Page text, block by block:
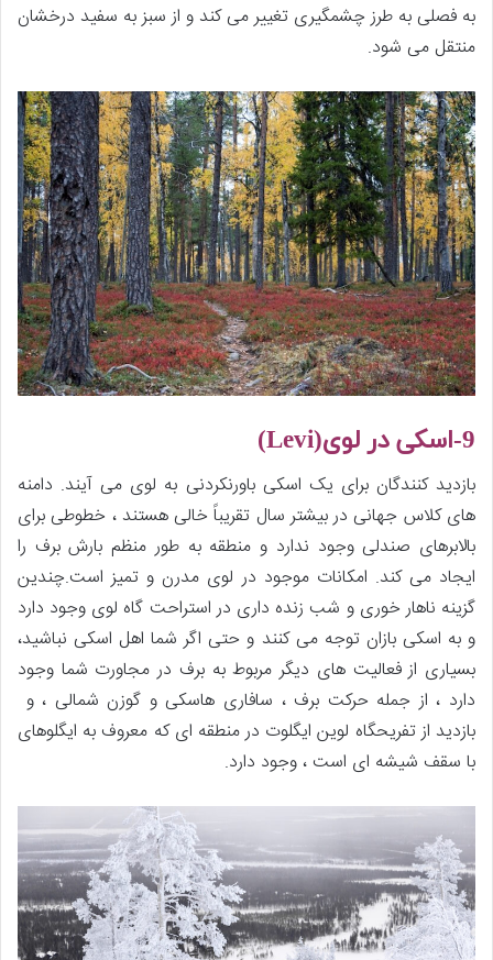
به فصلی به طرز چشمگیری تغییر می کند و از سبز به سفید درخشان
منتقل می شود.
9-ا سکی در لوی(
Levi
)
بازدید کنندگان برای یک اسکی باورنکردنی به لوی می آیند. دامنه
های کلاس جهانی در بیشتر سال تقریباً خالی هستند ، خطوطی برای
بالابرهای صندلی وجود ندارد و منطقه به طور منظم بارش برف را
ایجاد می کند. امکانات موجود در لوی مدرن و تمیز است.چندین
گزینه ناهار خوری و شب زنده داری در استراحت گاه لوی وجود دارد
و به اسکی بازان توجه می کنند و حتی اگر شما اهل اسکی نباشید،
بسیاری از فعالیت های دیگر مربوط به برف در مجاورت شما وجود
دارد ، از جمله حرکت برف ، سافاری هاسکی و گوزن شمالی ، و
بازدید از تفریحگاه لوین ایگلوت در منطقه ای که معروف به ایگلوهای
با سقف شیشه ای است ، وجود دارد.